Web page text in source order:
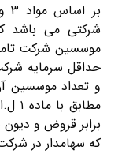
شرکتی می باشد
موسسین شرکت
حداقل سرمایه
و تعداد موسسین
برابر قروض و
که سهامدار در